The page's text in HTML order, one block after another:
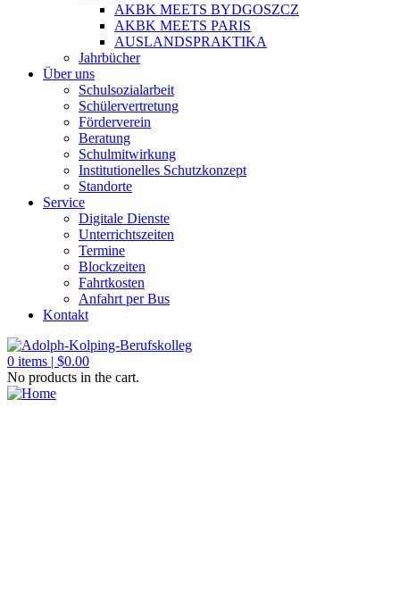
AKBK MEETS BYDGOSZCZ
AKBK MEETS PARIS
AUSLANDSPRAKTIKA
Jahrbücher
Über uns
Schulsozialarbeit
Schülervertretung
Förderverein
Beratung
Schulmitwirkung
Institutionelles Schutzkonzept
Standorte
Service
Digitale Dienste
Unterrichtszeiten
Termine
Blockzeiten
Fahrtkosten
Anfahrt per Bus
Kontakt
0 items | $0.00
No products in the cart.